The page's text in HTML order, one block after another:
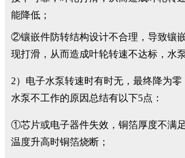
能降低；
②镶嵌件防转结构设计不合理，导致镶
现打滑，从而造成叶轮转速不达标，水
2）电子水泵转速时有时无，最终降为
水泵不工作的原因总结有以下5点：
①芯片或电子器件失效，铜箔厚度不满
温度升高时铜箔烧断；